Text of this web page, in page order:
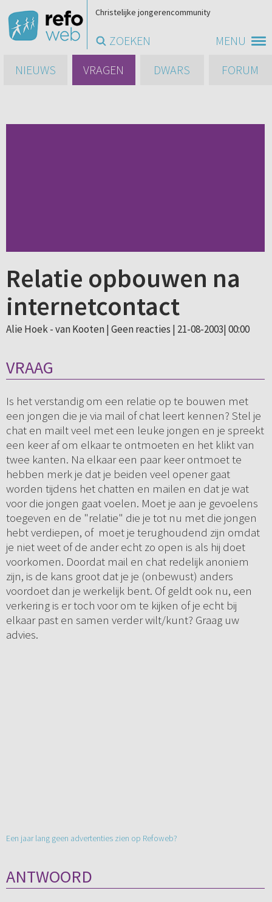
MENU
Christelijke jongerencommunity
ZOEKEN
NIEUWS
VRAGEN DWARS FORUM
Relatie opbouwen na
internetcontact
Alie Hoek - van Kooten | Geen reacties | 21-08-2003| 00:00
VRAAG
Is het verstandig om een relatie op te bouwen met
een jongen die je via mail of chat leert kennen? Stel je
chat en mailt veel met een leuke jongen en je spreekt
een keer af om elkaar te ontmoeten en het klikt van
twee kanten. Na elkaar een paar keer ontmoet te
hebben merk je dat je beiden veel opener gaat
worden tijdens het chatten en mailen en dat je wat
voor die jongen gaat voelen. Moet je aan je gevoelens
toegeven en de "relatie" die je tot nu met die jongen
hebt verdiepen, of moet je terughoudend zijn omdat
je niet weet of de ander echt zo open is als hij doet
voorkomen. Doordat mail en chat redelijk anoniem
zijn, is de kans groot dat je je (onbewust) anders
voordoet dan je werkelijk bent. Of geldt ook nu, een
verkering is er toch voor om te kijken of je echt bij
elkaar past en samen verder wilt/kunt? Graag uw
advies.
Een jaar lang geen advertenties zien op Refoweb?
ANTWOORD